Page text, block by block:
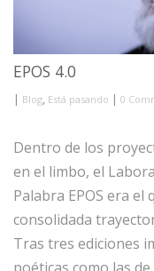
EPOS 4.0
| Blog, Está pasando | 0
Dentro de los
en el limbo, el
Palabra EPOS era el
consolidada
Tras tres ediciones